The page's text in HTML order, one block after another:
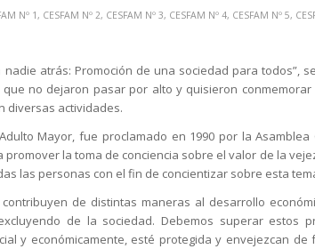
Nº 1, CESFAM Nº 2, CESFAM Nº 3, CESFAM Nº 4, CESFAM Nº 5,
nadie atrás: Promoción de una sociedad para todos”,
no dejaron pasar por alto y quisieron
diversas actividades.
Mayor, fue proclamado en 1990 por la
promover la toma de conciencia sobre el valor de la
las personas con el fin de concientizar sobre esta
de distintas maneras al desarrollo
de la sociedad. Debemos superar estos
y económicamente, esté protegida y envejezcan